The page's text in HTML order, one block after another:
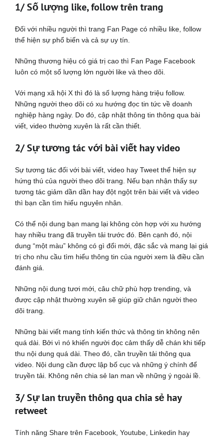
1/ Số lượng like, follow trên trang
Đối với nhiều người thì trang Fan Page có nhiều like, follow
thể hiện sự phổ biến và cả sự uy tín.
Những thương hiệu có giá trị cao thì Fan Page Facebook
luôn có một số lượng lớn người like và theo dõi.
Với mạng xã hội X thì đó là số lượng hàng triệu follow.
Những người theo dõi có xu hướng đọc tin tức về doanh
nghiệp hàng ngày. Do đó, cập nhật thông tin thông qua bài
viết, video thường xuyên là rất cần thiết.
2/ Sự tương tác với bài viết hay video
Sự tương tác đối với bài viết, video hay Tweet thể hiện sự
hứng thú của người theo dõi trang. Nếu bạn nhận thấy sự
tương tác giảm dần dần hay đột ngột trên bài viết và video
thì bạn cần tìm hiểu nguyên nhân.
Có thể nội dung bạn mang lại không còn hợp với xu hướng
hay nhiều trang đã truyền tải trước đó. Bên cạnh đó, nội
dung “một màu” không có gì đổi mới, đặc sắc và mang lại giá
trị cho nhu cầu tìm hiểu thông tin của người xem là điều cần
đánh giá.
Những nội dung tươi mới, câu chữ phù hợp trending, và
được cập nhật thường xuyên sẽ giúp giữ chân người theo
dõi trang.
Những bài viết mang tính kiến thức và thông tin không nên
quá dài. Bởi vì nó khiến người đọc cảm thấy dễ chán khi tiếp
thu nội dung quá dài. Theo đó, cần truyền tải thông qua
video. Nội dung cần được lập bố cục và những ý chính để
truyền tải. Không nên chia sẻ lan man về những ý ngoài lề.
3/ Sự lan truyền thông qua chia sẻ hay
retweet
Tính năng Share trên Facebook, Youtube, Linkedin hay